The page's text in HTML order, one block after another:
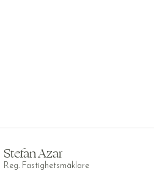
Stefan Azar
Reg. Fastighetsmäklare